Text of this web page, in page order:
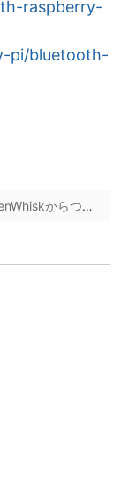
raspberry-
pi/bluetooth-
OpenWhiskからつぶやけないorz